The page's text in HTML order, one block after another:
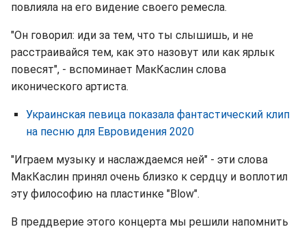
повлияла на его видение своего ремесла.
"Он говорил: иди за тем, что ты слышишь, и не
расстраивайся тем, как это назовут или как ярлык
повесят", - вспоминает МакКаслин слова
иконического артиста.
Украинская певица показала фантастический клип
на песню для Евровидения 2020
"Играем музыку и наслаждаемся ней" - эти слова
МакКаслин принял очень близко к сердцу и воплотил
эту философию на пластинке "Blow".
В преддверие этого концерта мы решили напомнить